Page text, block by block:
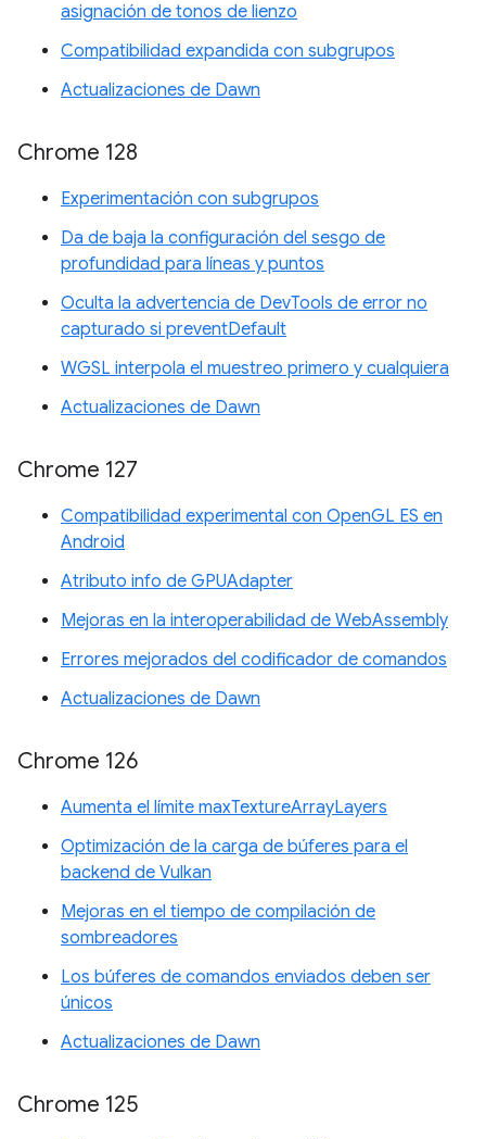
asignación de tonos de lienzo
Compatibilidad expandida con subgrupos
Actualizaciones de Dawn
Chrome 128
Experimentación con subgrupos
Da de baja la configuración del sesgo de
profundidad para líneas y puntos
Oculta la advertencia de DevTools de error no
capturado si preventDefault
WGSL interpola el muestreo primero y cualquiera
Actualizaciones de Dawn
Chrome 127
Compatibilidad experimental con OpenGL ES en
Android
Atributo info de GPUAdapter
Mejoras en la interoperabilidad de WebAssembly
Errores mejorados del codificador de comandos
Actualizaciones de Dawn
Chrome 126
Aumenta el límite maxTextureArrayLayers
Optimización de la carga de búferes para el
backend de Vulkan
Mejoras en el tiempo de compilación de
sombreadores
Los búferes de comandos enviados deben ser
únicos
Actualizaciones de Dawn
Chrome 125